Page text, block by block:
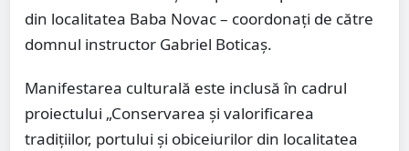
din localitatea Baba Novac – coordonați de către
domnul instructor Gabriel Boticaș.
Manifestarea culturală este inclusă în cadrul
proiectului „Conservarea și valorificarea
tradițiilor, portului și obiceiurilor din localitatea